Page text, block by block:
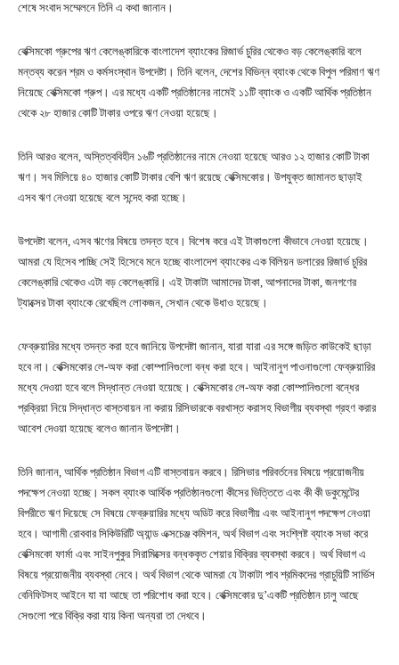
শেষে সংবাদ সম্মেলনে তিনি এ কথা জানান।
বেক্সিমকো গ্রুপের ঋণ কেলেঙ্কারিকে বাংলাদেশ ব্যাংকের রিজার্ভ চুরির থেকেও বড় কেলেঙ্কারি বলে
মন্তব্য করেন শ্রম ও কর্মসংস্থান উপদেষ্টা। তিনি বলেন, দেশের বিভিন্ন ব্যাংক থেকে বিপুল পরিমাণ ঋণ
নিয়েছে বেক্সিমকো গ্রুপ। এর মধ্যে একটি প্রতিষ্ঠানের নামেই ১১টি ব্যাংক ও একটি আর্থিক প্রতিষ্ঠান
থেকে ২৮ হাজার কোটি টাকার ওপরে ঋণ নেওয়া হয়েছে।
তিনি আরও বলেন, অস্তিত্ববিহীন ১৬টি প্রতিষ্ঠানের নামে নেওয়া হয়েছে আরও ১২ হাজার কোটি টাকা
ঋণ। সব মিলিয়ে ৪০ হাজার কোটি টাকার বেশি ঋণ রয়েছে বেক্সিমকোর। উপযুক্ত জামানত ছাড়াই
এসব ঋণ নেওয়া হয়েছে বলে সন্দেহ করা হচ্ছে।
উপদেষ্টা বলেন, এসব ঋণের বিষয়ে তদন্ত হবে। বিশেষ করে এই টাকাগুলো কীভাবে নেওয়া হয়েছে।
আমরা যে হিসেব পাচ্ছি সেই হিসেবে মনে হচ্ছে বাংলাদেশ ব্যাংকের এক বিলিয়ন ডলারের রিজার্ভ চুরির
কেলেঙ্কারি থেকেও এটা বড় কেলেঙ্কারি। এই টাকাটা আমাদের টাকা, আপনাদের টাকা, জনগণের
ট্যাক্সের টাকা ব্যাংকে রেখেছিল লোকজন, সেখান থেকে উধাও হয়েছে।
ফেব্রুয়ারির মধ্যে তদন্ত করা হবে জানিয়ে উপদেষ্টা জানান, যারা যারা এর সঙ্গে জড়িত কাউকেই ছাড়া
হবে না। বেক্সিমকোর লে-অফ করা কোম্পানিগুলো বন্ধ করা হবে। আইনানুগ পাওনাগুলো ফেব্রুয়ারির
মধ্যে দেওয়া হবে বলে সিদ্ধান্ত নেওয়া হয়েছে। বেক্সিমকোর লে-অফ করা কোম্পানিগুলো বন্ধের
প্রক্রিয়া নিয়ে সিদ্ধান্ত বাস্তবায়ন না করায় রিসিভারকে বরখাস্ত করাসহ বিভাগীয় ব্যবস্থা গ্রহণ করার
আবেশ দেওয়া হয়েছে বলেও জানান উপদেষ্টা।
তিনি জানান, আর্থিক প্রতিষ্ঠান বিভাগ এটি বাস্তবায়ন করবে। রিসিভার পরিবর্তনের বিষয়ে প্রয়োজনীয়
পদক্ষেপ নেওয়া হচ্ছে। সকল ব্যাংক আর্থিক প্রতিষ্ঠানগুলো কীসের ভিত্তিতে এবং কী কী ডকুমেন্টের
বিপরীতে ঋণ দিয়েছে সে বিষয়ে ফেব্রুয়ারির মধ্যে অডিট করে বিভাগীয় এবং আইনানুগ পদক্ষেপ নেওয়া
হবে। আগামী রোববার সিকিউরিটি অ্যান্ড এক্সচেঞ্জ কমিশন, অর্থ বিভাগ এবং সংশ্লিষ্ট ব্যাংক সভা করে
বেক্সিমকো ফার্মা এবং সাইনপুকুর সিরামিক্সের বন্ধককৃত শেয়ার বিক্রির ব্যবস্থা করবে। অর্থ বিভাগ এ
বিষয়ে প্রয়োজনীয় ব্যবস্থা নেবে। অর্থ বিভাগ থেকে আমরা যে টাকাটা পাব শ্রমিকদের গ্রাচুয়িটি সার্ভিস
বেনিফিটসহ আইনে যা যা আছে তা পরিশোধ করা হবে। বেক্সিমকোর দু’একটি প্রতিষ্ঠান চালু আছে
সেগুলো পরে বিক্রি করা যায় কিনা অন্যরা তা দেখবে।